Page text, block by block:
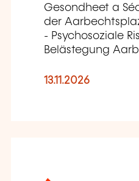
Gesondheet a
der
- Psychosoziale
Belästegung
13.11.2026